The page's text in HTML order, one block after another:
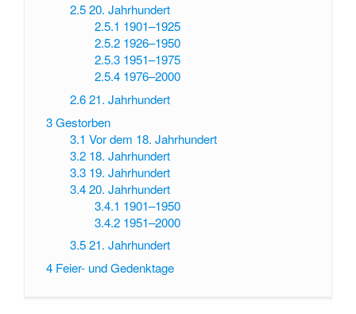
2.5 20. Jahrhundert
2.5.1 1901–1925
2.5.2 1926–1950
2.5.3 1951–1975
2.5.4 1976–2000
2.6 21. Jahrhundert
3Gestorben
3.1 Vor dem 18. Jahrhundert
3.2 18. Jahrhundert
3.3 19. Jahrhundert
3.4 20. Jahrhundert
3.4.1 1901–1950
3.4.2 1951–2000
3.5 21. Jahrhundert
4 Feier- und Gedenktage